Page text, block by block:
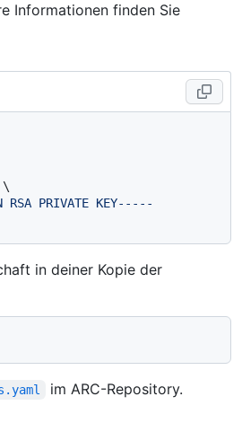
Informationen finden Sie
PRIVATE KEY-----
in deiner Kopie der
im ARC-Repository.